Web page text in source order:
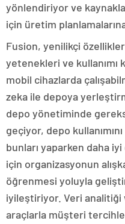
yönlendiriyor ve
için üretim
Fusion, yenilikçi
yetenekleri ve kullanımı
mobil cihazlarda
zeka ile depoya
depo yönetiminde
geçiyor, depo
bunları yaparken daha
için organizasyonun
öğrenmesi yoluyla
iyileştiriyor. Veri analitiği
araçlarla müşteri